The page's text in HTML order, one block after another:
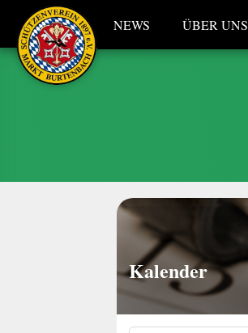
NEWS ÜBER UNS
Kalender